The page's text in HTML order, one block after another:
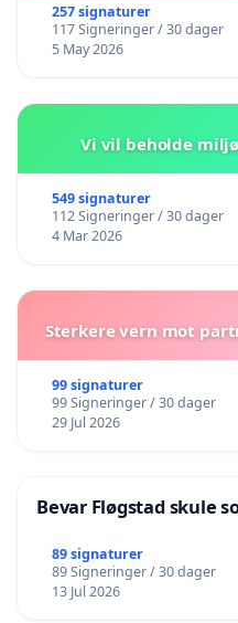
257 signaturer
117 Signeringer / 30 dager
5 May 2026
Vi vil beholde
549 signaturer
112 Signeringer / 30 dager
4 Mar 2026
Sterkere vern mot
99 signaturer
99 Signeringer / 30 dager
29 Jul 2026
Bevar Fløgstad skule
89 signaturer
89 Signeringer / 30 dager
13 Jul 2026